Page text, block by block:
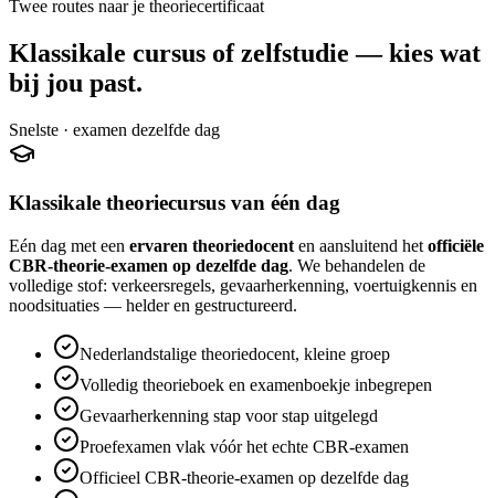
Twee routes naar je theoriecertificaat
Klassikale cursus of zelfstudie — kies wat
bij jou past.
Snelste · examen dezelfde dag
Klassikale theoriecursus van één dag
Eén dag met een ervaren theoriedocent en aansluitend het officiële
CBR-theorie-examen op dezelfde dag. We behandelen de
volledige stof: verkeersregels, gevaarherkenning, voertuigkennis en
noodsituaties — helder en gestructureerd.
Nederlandstalige theoriedocent, kleine groep
Volledig theorieboek en examenboekje inbegrepen
Gevaarherkenning stap voor stap uitgelegd
Proefexamen vlak vóór het echte CBR-examen
Officieel CBR-theorie-examen op dezelfde dag